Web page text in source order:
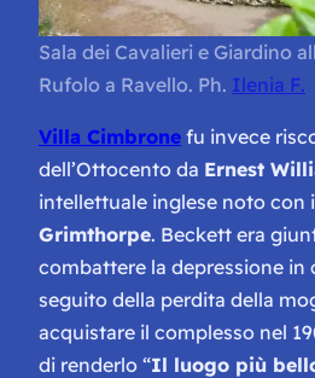
Sala dei Cavalieri e Giardino
Rufolo a Ravello. Ph. Ilenia F.
Villa Cimbrone fu invece
dell’Ottocento da Ernest
intellettuale inglese noto con
Grimthorpe. Beckett era
combattere la depressione in
seguito della perdita della
acquistare il complesso nel
di renderlo “Il luogo più